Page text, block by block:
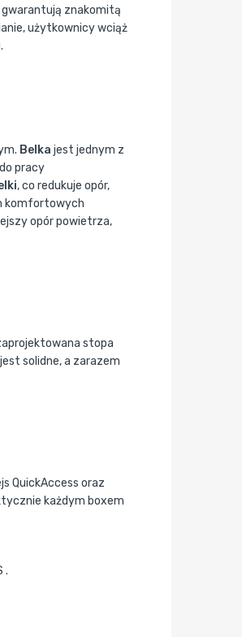
gwarantują znakomitą
użytkownicy wciąż
Belka jest jednym z
pracy
, co redukuje opór,
komfortowych
opór powietrza,
stopa
solidne, a zarazem
QuickAccess oraz
każdym boxem
.